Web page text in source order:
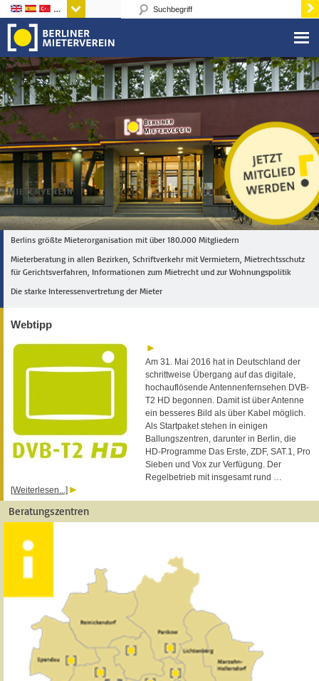
Sprachen
Berlins größte Mieterorganisation mit über 180.000 Mitgliedern
Mieterberatung in allen Bezirken, Schriftverkehr mit Vermietern, Mietrechtsschutz
für Gerichtsverfahren, Informationen zum Mietrecht und zur Wohnungspolitik
Die starke Interessenvertretung der Mieter
Webtipp
Am 31. Mai 2016 hat in Deutschland der
schrittweise Übergang auf das digitale,
hochauflösende Antennenfernsehen DVB-
T2 HD begonnen. Damit ist über Antenne
ein besseres Bild als über Kabel möglich.
Als Startpaket stehen in einigen
Ballungszentren, darunter in Berlin, die
HD-Programme Das Erste, ZDF, SAT.1, Pro
Sieben und Vox zur Verfügung. Der
Regelbetrieb mit insgesamt rund …
[Weiterlesen...]
Beratungszentren